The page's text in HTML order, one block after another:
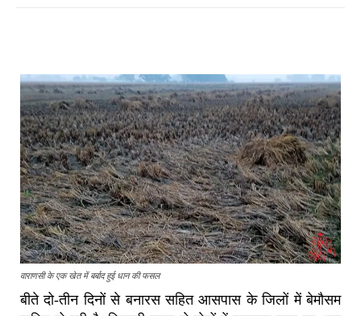
वाराणसी के एक खेत में बर्बाद हुई धान की फसल
बीते दो-तीन दिनों से बनारस सहित आसपास के जिलों में बेमौसम